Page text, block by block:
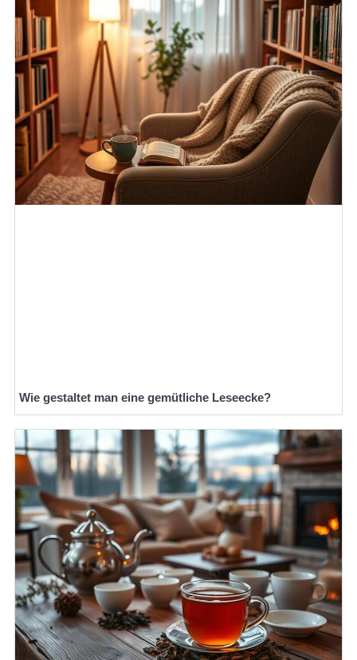
Wie gestaltet man eine gemütliche Leseecke?